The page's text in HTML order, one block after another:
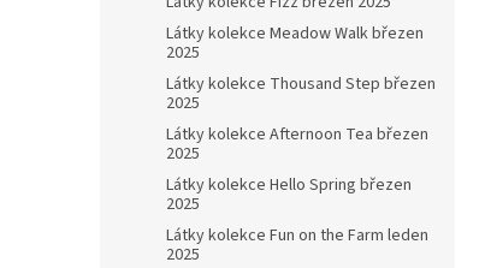
Látky kolekce Meadow Walk březen
2025
Látky kolekce Thousand Step březen
2025
Látky kolekce Afternoon Tea březen
2025
Látky kolekce Hello Spring březen
2025
Látky kolekce Fun on the Farm leden
2025